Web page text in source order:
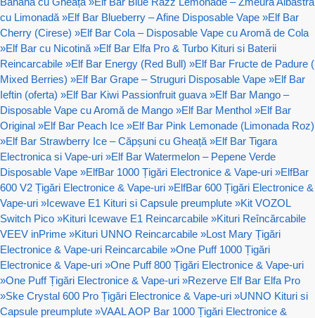
cu Limonadă »Elf Bar Blueberry – Afine Disposable Vape »Elf Bar
Cherry (Cirese) »Elf Bar Cola – Disposable Vape cu Aromă de Cola
»Elf Bar cu Nicotină »Elf Bar Elfa Pro & Turbo Kituri si Baterii
Reincarcabile »Elf Bar Energy (Red Bull) »Elf Bar Fructe de Padure (
Mixed Berries) »Elf Bar Grape – Struguri Disposable Vape »Elf Bar
Ieftin (oferta) »Elf Bar Kiwi Passionfruit guava »Elf Bar Mango –
Disposable Vape cu Aromă de Mango »Elf Bar Menthol »Elf Bar
Original »Elf Bar Peach Ice »Elf Bar Pink Lemonade (Limonada Roz)
»Elf Bar Strawberry Ice – Căpșuni cu Gheață »Elf Bar Tigara
Electronica si Vape-uri »Elf Bar Watermelon – Pepene Verde
Disposable Vape »ElfBar 1000 Țigări Electronice & Vape-uri »ElfBar
600 V2 Țigări Electronice & Vape-uri »ElfBar 600 Țigări Electronice &
Vape-uri »Icewave E1 Kituri si Capsule preumplute »Kit VOZOL
Switch Pico »Kituri Icewave E1 Reincarcabile »Kituri Reîncărcabile
VEEV inPrime »Kituri UNNO Reincarcabile »Lost Mary Țigări
Electronice & Vape-uri Reincarcabile »One Puff 1000 Țigări
Electronice & Vape-uri »One Puff 800 Țigări Electronice & Vape-uri
»One Puff Țigări Electronice & Vape-uri »Rezerve Elf Bar Elfa Pro
»Ske Crystal 600 Pro Țigări Electronice & Vape-uri »UNNO Kituri si
Capsule preumplute »VAAL AOP Bar 1000 Țigări Electronice &